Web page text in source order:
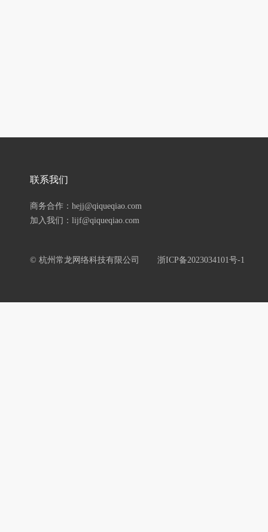
联系我们
商务合作：hejj@qiqueqiao.com
加入我们：lijf@qiqueqiao.com
© 杭州常龙网络科技有限公司 浙ICP备2023034101号-1